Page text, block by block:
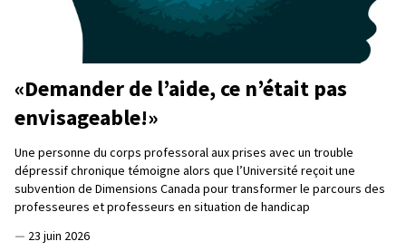
«Demander de l’aide, ce n’était pas
envisageable!»
Une personne du corps professoral aux prises avec un trouble
dépressif chronique témoigne alors que l’Université reçoit une
subvention de Dimensions Canada pour transformer le parcours des
professeures et professeurs en situation de handicap
— 23 juin 2026